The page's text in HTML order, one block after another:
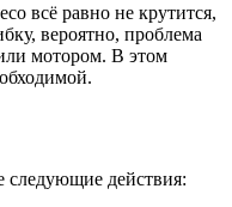
всё равно не крутится,
вероятно, проблема
мотором. В этом
следующие действия: